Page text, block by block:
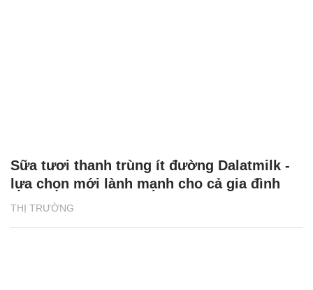
THỊ TRƯỜNG
Sữa tươi thanh trùng ít đường Dalatmilk -
lựa chọn mới lành mạnh cho cả gia đình